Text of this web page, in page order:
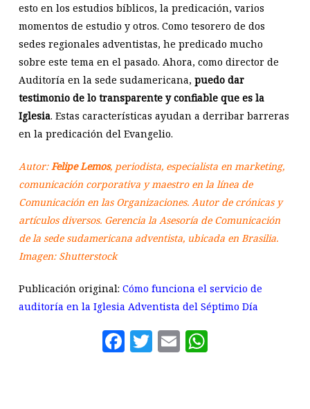
esto en los estudios bíblicos, la predicación, varios
momentos de estudio y otros. Como tesorero de dos
sedes regionales adventistas, he predicado mucho
sobre este tema en el pasado. Ahora, como director de
Auditoría en la sede sudamericana, puedo dar
testimonio de lo transparente y confiable que es la
Iglesia. Estas características ayudan a derribar barreras
en la predicación del Evangelio.
Autor:Felipe Lemos, periodista, especialista en marketing,
comunicación corporativa y maestro en la línea de
Comunicación en las Organizaciones. Autor de crónicas y
artículos diversos. Gerencia la Asesoría de Comunicación
de la sede sudamericana adventista, ubicada en Brasilia.
Imagen: Shutterstock
Publicación original: Cómo funciona el servicio de
auditoría en la Iglesia Adventista del Séptimo Día
Facebook
Twitter
Email